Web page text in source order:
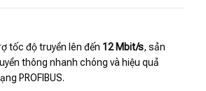
tốc độ truyền lên đến 12 Mbit/s, sản
thông nhanh chóng và hiệu quả
PROFIBUS.